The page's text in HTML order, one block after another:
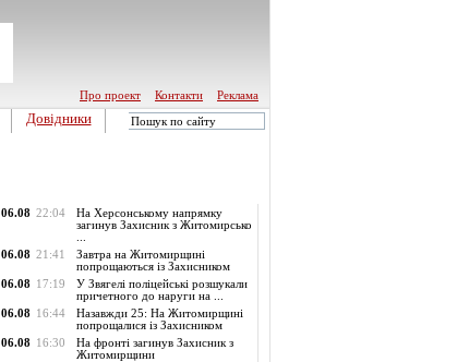
Про проект
Контакти Реклама
Довідники
06.08 22:04
На Херсонському напрямку
загинув Захисник з Житомирсько
06.08 21:41
Завтра на Житомирщині
попрощаються із Захисником
06.08 17:19
У Звягелі поліцейські розшукали
причетного до наруги на ...
06.08 16:44
Назавжди 25: На Житомирщині
попрощалися із Захисником
06.08 16:30
На фронті загинув Захисник з
Житомирщини